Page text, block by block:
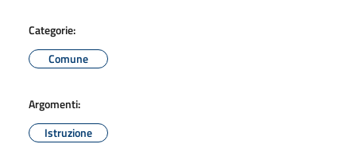
Categorie:
Comune
Argomenti:
Istruzione